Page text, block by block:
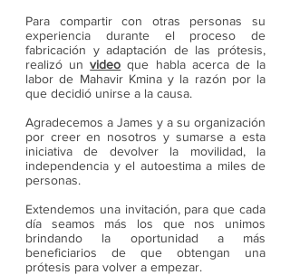
Para compartir con otras personas su
experiencia durante el proceso de
fabricación y adaptación de las prótesis,
realizó unvideo que habla acerca de la
labor de Mahavir Kmina y la razón por la
que decidió unirse a la causa.
Agradecemos a James y a su organización
por creer en nosotros y sumarse a esta
iniciativa de devolver la movilidad, la
independencia y el autoestima a miles de
personas.
Extendemos una invitación, para que cada
día seamos más los que nos unimos
brindando la oportunidad a más
beneficiarios de que obtengan una
prótesis para volver a empezar.